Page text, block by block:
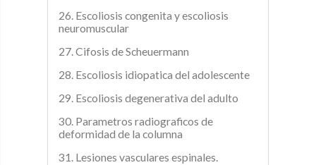
26. Escoliosis congenita y escoliosis
neuromuscular
27. Cifosis de Scheuermann
28. Escoliosis idiopatica del adolescente
29. Escoliosis degenerativa del adulto
30. Parametros radiograficos de
deformidad de la columna
31. Lesiones vasculares espinales.